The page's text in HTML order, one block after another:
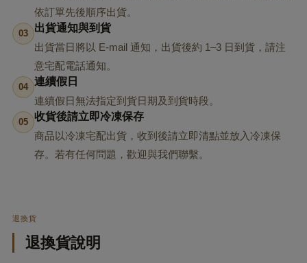
依訂單先後順序出貨。
03
出貨通知與到貨
出貨當日將以 E-mail 通知，出貨後約 1–3 日到貨，請注
意宅配電話通知。
04
連續假日
連續假日無法指定到貨日期及到貨時段。
05
收貨後請立即冷凍保存
商品以冷凍宅配出貨，收到後請立即清點並放入冷凍保
存。若有任何問題，歡迎與我們聯繫。
退換貨
退換貨說明